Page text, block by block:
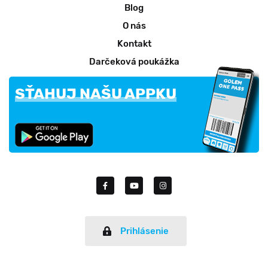
Blog
O nás
Kontakt
Darčeková poukážka
SŤAHUJ NAŠU APPKU
Prihlásenie